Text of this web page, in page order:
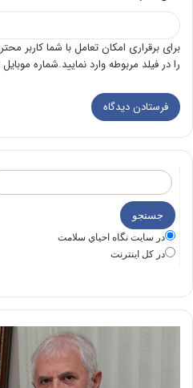
برای برقراری امکان تعامل با شما کاربر
را در فیلد مربوطه وارد نمایید.شماره
در سايت نگاه احياي سلامت
در كل اينترنت